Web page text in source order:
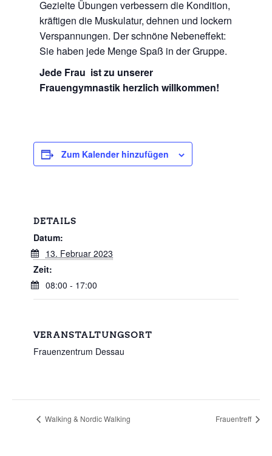
Gezielte Übungen verbessern die Kondition,
kräftigen die Muskulatur, dehnen und lockern
Verspannungen. Der schnöne Nebeneffekt:
Sie haben jede Menge Spaß in der Gruppe.
Jede Frau ist zu unserer
Frauengymnastik herzlich willkommen!
Zum Kalender hinzufügen
DETAILS
Datum:
13. Februar 2023
Zeit:
08:00 - 17:00
VERANSTALTUNGSORT
Frauenzentrum Dessau
Walking & Nordic Walking Frauentreff